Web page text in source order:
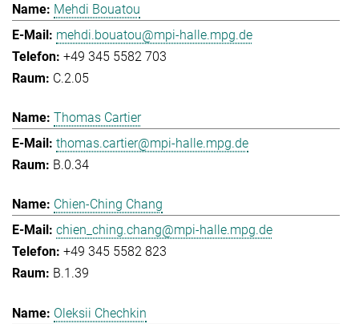
Mehdi Bouatou
mehdi.bouatou@mpi-halle.mpg.de
+49 345 5582 703
C.2.05
Thomas Cartier
thomas.cartier@mpi-halle.mpg.de
B.0.34
Chien-Ching Chang
chien_ching.chang@mpi-halle.mpg.de
+49 345 5582 823
B.1.39
Oleksii Chechkin